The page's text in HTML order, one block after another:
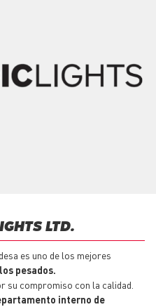
LTD.
es uno de los mejores
pesados.
su compromiso con la calidad.
interno de